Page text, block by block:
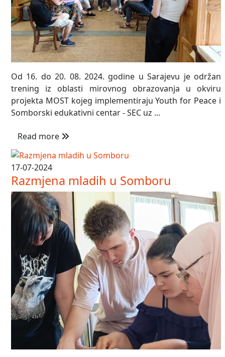
Od 16. do 20. 08. 2024. godine u Sarajevu je održan
trening iz oblasti mirovnog obrazovanja u okviru
projekta MOST kojeg implementiraju Youth for Peace i
Somborski edukativni centar - SEC uz ...
Read more
17-07-2024
Razmjena mladih u Somboru